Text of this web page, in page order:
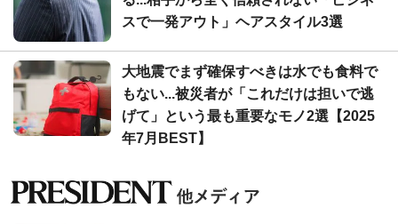
スで一発アウト」ヘアスタイル3選
大地震でまず確保すべきは水でも食料で
もない...被災者が「これだけは担いで逃
げて」という最も重要なモノ2選【2025
年7月BEST】